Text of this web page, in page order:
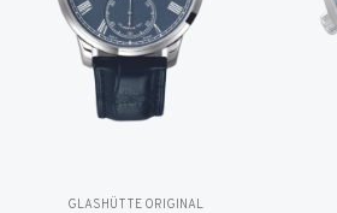
GLASHÜTTE ORIGINAL